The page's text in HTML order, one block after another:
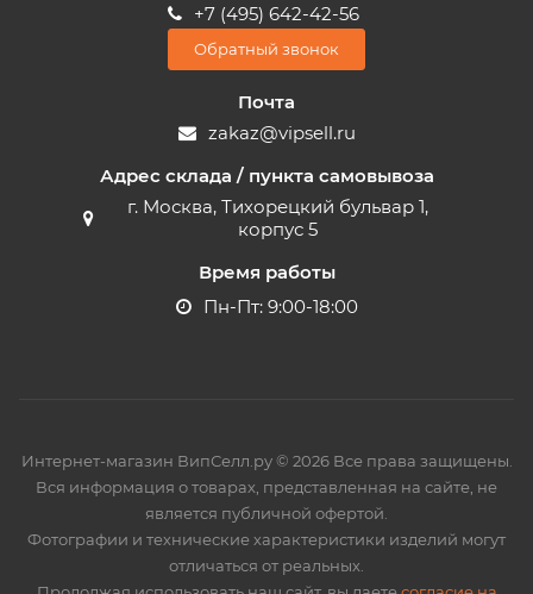
+7 (495) 642-42-56
Обратный звонок
Почта
zakaz@vipsell.ru
Адрес склада / пункта самовывоза
г. Москва, Тихорецкий бульвар 1,
корпус 5
Время работы
Пн-Пт: 9:00-18:00
Интернет-магазин ВипСелл.ру © 2026 Все права защищены.
Вся информация о товарах, представленная на сайте, не
является публичной офертой.
Фотографии и технические характеристики изделий могут
отличаться от реальных.